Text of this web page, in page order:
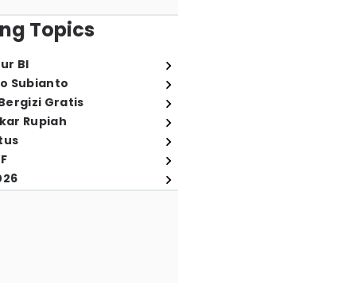
Topics
BI
Subianto
Gratis
Rupiah